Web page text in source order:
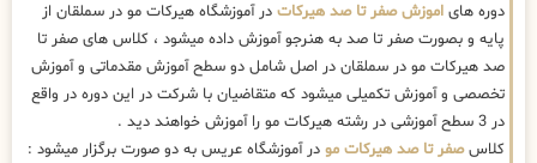
دوره های اموزش صفر تا صد هیرکات در آموزشگاه هیرکات مو در سملقان از
پایه و بصورت صفر تا صد به هنرجو آموزش داده میشود ، کلاس های صفر تا
صد هیرکات مو در سملقان در اصل شامل دو سطح آموزش مقدماتی و آموزش
تخصصی و آموزش تکمیلی میشود که متقاضیان با شرکت در این دوره در واقع
در 3 سطح آموزشی در رشته هیرکات مو را آموزش خواهند دید .
کلاسصفر تا صد هیرکات مو در آموزشگاه عریس به دو صورت برگزار میشود :